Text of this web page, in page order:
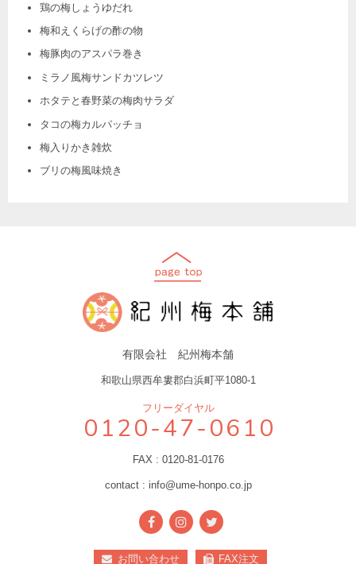
鶏の梅しょうゆだれ
梅和えくらげの酢の物
梅豚肉のアスパラ巻き
ミラノ風梅サンドカツレツ
ホタテと春野菜の梅肉サラダ
タコの梅カルパッチョ
梅入りかき雑炊
ブリの梅風味焼き
有限会社 紀州梅本舗
和歌山県西牟婁郡白浜町平1080-1
フリーダイヤル
0120-47-0610
FAX : 0120-81-0176
contact : info@ume-honpo.co.jp
お問い合わせ FAX注文